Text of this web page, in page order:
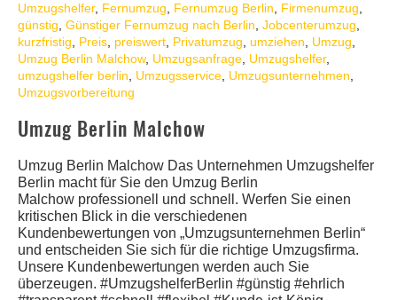
Umzugshelfer, Fernumzug Fernumzug Berlin Firmenumzug
günstig Günstiger Fernumzug nach Berlin Jobcenterumzug
kurzfristig
Preis preiswert Privatumzug umziehen Umzug
Umzug Berlin Malchow, Umzugsanfrage Umzugshelfer,
umzugshelfer berlin
Umzugsservice Umzugsunternehmen
Umzugsvorbereitung
Umzug Berlin Malchow
Umzug Berlin Malchow Das Unternehmen Umzugshelfer
Berlin macht für Sie den Umzug Berlin
Malchow professionell und schnell. Werfen Sie einen
kritischen Blick in die verschiedenen
Kundenbewertungen von „Umzugsunternehmen Berlin“
und entscheiden Sie sich für die richtige Umzugsfirma.
Unsere Kundenbewertungen werden auch Sie
überzeugen. #UmzugshelferBerlin #günstig #ehrlich